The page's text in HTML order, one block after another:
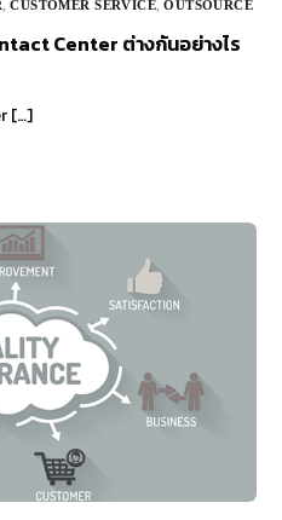
,CUSTOMER SERVICE ,OUTSOURCE
Center ต่างกันอย่างไร
[…]